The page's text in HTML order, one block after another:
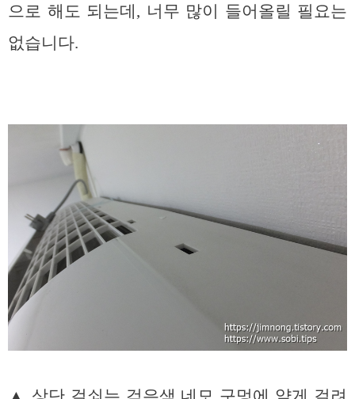
으로 해도 되는데, 너무 많이 들어올릴 필요는
없습니다.